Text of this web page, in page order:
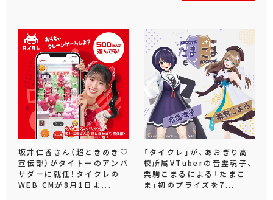
坂井仁香さん（超ときめき♡
宣伝部）がタイトーのアンバ
サダーに就任！タイクレの
WEB CMが8月1日よ...
「タイクレ」が、あおぎり高
校所属VTuberの音霊魂子、
栗駒こまるによる「たまこ
ま」初のプライズを7...